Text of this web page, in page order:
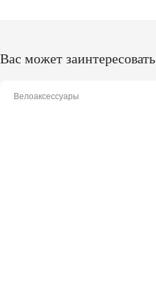
Вас может заинтересовать
Велоаксессуары